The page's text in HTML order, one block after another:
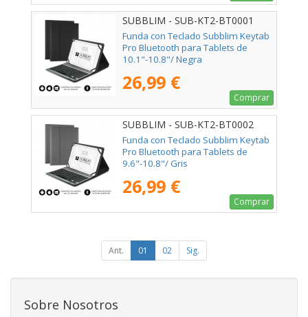
SUBBLIM - SUB-KT2-BT0001
Funda con Teclado Subblim Keytab
Pro Bluetooth para Tablets de
10.1"-10.8"/ Negra
26,99 €
Comprar
SUBBLIM - SUB-KT2-BT0002
Funda con Teclado Subblim Keytab
Pro Bluetooth para Tablets de
9.6"-10.8"/ Gris
26,99 €
Comprar
Ant. 01 02 Sig.
Sobre Nosotros